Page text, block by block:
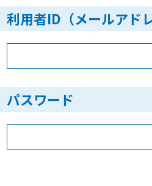
利用者ID（メールアド
パスワード